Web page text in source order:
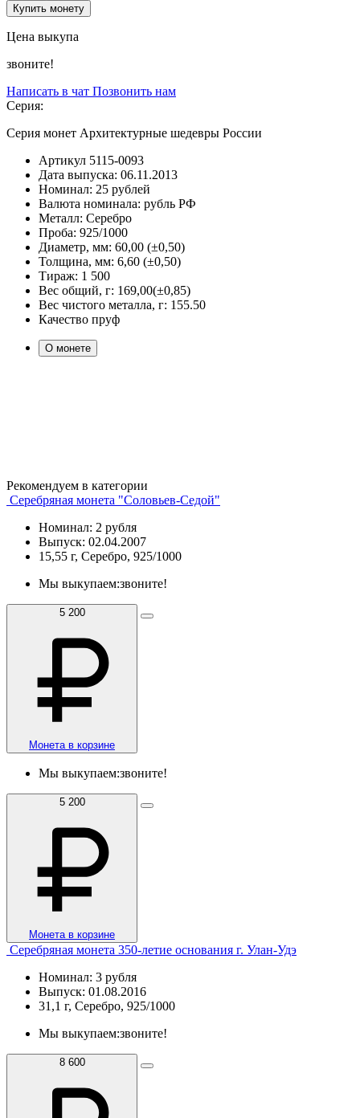
Купить монету
Цена выкупа
звоните!
Написать в чат Позвонить нам
Серия:
Серия монет Архитектурные шедевры России
Артикул 5115-0093
Дата выпуска: 06.11.2013
Номинал: 25 рублей
Валюта номинала: рубль РФ
Металл: Серебро
Проба: 925/1000
Диаметр, мм: 60,00 (±0,50)
Толщина, мм: 6,60 (±0,50)
Тираж: 1 500
Вес общий, г: 169,00(±0,85)
Вес чистого металла, г: 155.50
Качество пруф
О монете
Рекомендуем в категории
Серебряная монета "Соловьев-Седой"
Номинал: 2 рубля
Выпуск: 02.04.2007
15,55 г, Серебро, 925/1000
Мы выкупаем:звоните!
5 200
Монета в корзине
Мы выкупаем:звоните!
5 200
Монета в корзине
Серебряная монета 350-летие основания г. Улан-Удэ
Номинал: 3 рубля
Выпуск: 01.08.2016
31,1 г, Серебро, 925/1000
Мы выкупаем:звоните!
8 600